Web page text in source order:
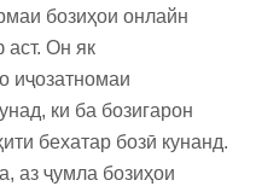
бозиҳои онлайн
Он як
иҷозатномаи
ки ба бозигарон
бехатар бозӣ кунанд.
аз ҷумла бозиҳои